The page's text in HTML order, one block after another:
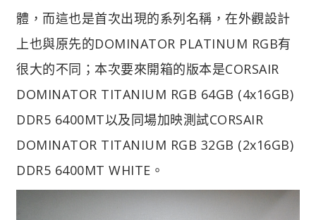
體，而這也是首次出現的系列名稱，在外觀設計
上也與原先的DOMINATOR PLATINUM RGB有
很大的不同；本次要來開箱的版本是CORSAIR
DOMINATOR TITANIUM RGB 64GB (4x16GB)
DDR5 6400MT以及同場加映測試CORSAIR
DOMINATOR TITANIUM RGB 32GB (2x16GB)
DDR5 6400MT WHITE。